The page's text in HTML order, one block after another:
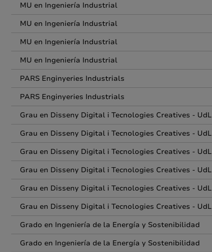
MU en Ingeniería Industrial
MU en Ingeniería Industrial
MU en Ingeniería Industrial
MU en Ingeniería Industrial
PARS Enginyeries Industrials
PARS Enginyeries Industrials
Grau en Disseny Digital i Tecnologies Creatives - UdL
Grau en Disseny Digital i Tecnologies Creatives - UdL
Grau en Disseny Digital i Tecnologies Creatives - UdL
Grau en Disseny Digital i Tecnologies Creatives - UdL
Grau en Disseny Digital i Tecnologies Creatives - UdL
Grau en Disseny Digital i Tecnologies Creatives - UdL
Grado en Ingeniería de la Energía y Sostenibilidad
Grado en Ingeniería de la Energía y Sostenibilidad